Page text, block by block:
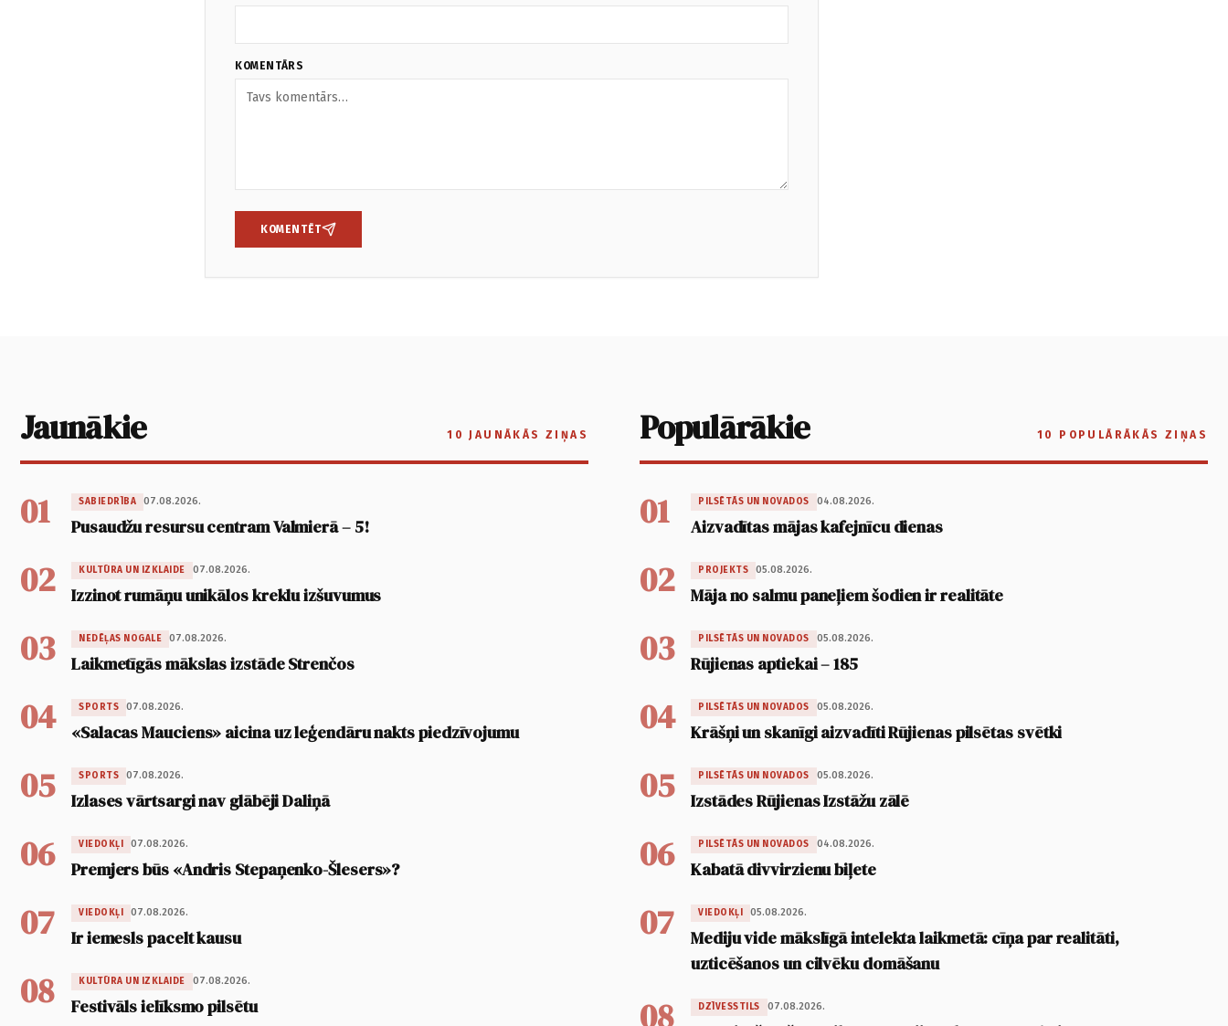
KOMENTĀRS
KOMENTĒT
Jaunākie 10 JAUNĀKĀS ZIŅAS
01 SABIEDRĪBA 07.08.2026.
Pusaudžu resursu centram Valmierā – 5!
02 KULTŪRA UN IZKLAIDE 07.08.2026.
Izzinot rumāņu unikālos kreklu izšuvumus
03 NEDĒĻAS NOGALE 07.08.2026.
Laikmetīgās mākslas izstāde Strenčos
04 SPORTS 07.08.2026.
«Salacas Mauciens» aicina uz leģendāru nakts piedzīvojumu
05 SPORTS 07.08.2026.
Izlases vārtsargi nav glābēji Daliņā
06 VIEDOKĻI 07.08.2026.
Premjers būs «Andris Stepaņenko-Šlesers»?
07 VIEDOKĻI 07.08.2026.
Ir iemesls pacelt kausu
08 KULTŪRA UN IZKLAIDE 07.08.2026.
Festivāls ielīksmo pilsētu
Populārākie 10 POPULĀRĀKĀS ZIŅAS
01 PILSĒTĀS UN NOVADOS 04.08.2026.
Aizvadītas mājas kafejnīcu dienas
02 PROJEKTS 05.08.2026.
Māja no salmu paneļiem šodien ir realitāte
03 PILSĒTĀS UN NOVADOS 05.08.2026.
Rūjienas aptiekai – 185
04 PILSĒTĀS UN NOVADOS 05.08.2026.
Krāšņi un skanīgi aizvadīti Rūjienas pilsētas svētki
05 PILSĒTĀS UN NOVADOS 05.08.2026.
Izstādes Rūjienas Izstāžu zālē
06 PILSĒTĀS UN NOVADOS 04.08.2026.
Kabatā divvirzienu biļete
07 VIEDOKĻI 05.08.2026.
Mediju vide mākslīgā intelekta laikmetā: cīņa par realitāti,
uzticēšanos un cilvēku domāšanu
08 DZĪVESSTILS 07.08.2026.